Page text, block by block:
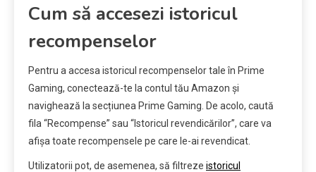
Cum să accesezi istoricul
recompenselor
Pentru a accesa istoricul recompenselor tale în Prime
Gaming, conectează-te la contul tău Amazon și
navighează la secțiunea Prime Gaming. De acolo, caută
fila “Recompense” sau “Istoricul revendicărilor”, care va
afișa toate recompensele pe care le-ai revendicat.
Utilizatorii pot, de asemenea, să filtreze istoricul